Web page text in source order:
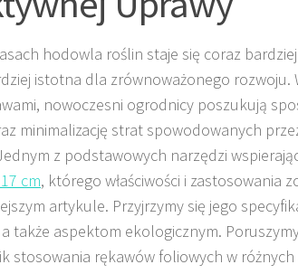
hodowla roślin staje się coraz
istotna dla zrównoważonego rozwoju.
nowoczesni ogrodnicy poszukują
minimalizację strat spowodowanych
z podstawowych narzędzi
cm, którego właściwości i zastosowania
artykule. Przyjrzymy się jego
także aspektom ekologicznym.
stosowania rękawów foliowych w